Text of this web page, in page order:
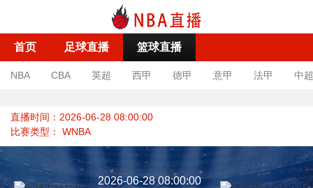
首页 足球直播 篮球直播
NBA CBA 英超 西甲 德甲 意甲 法甲 中超
直播时间：2026-06-28 08:00:00
比赛类型： WNBA
2026-06-28 08:00:00